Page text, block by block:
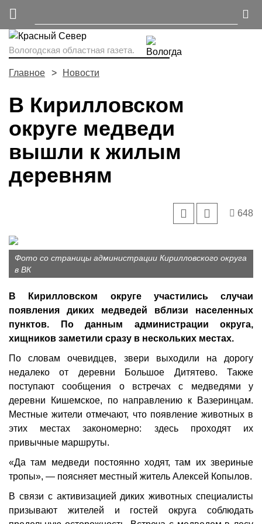
Вологодская областная газета.
Главное Новости
В Кирилловском
округе медведи
вышли к жилым
деревням
648
Фото со страницы администрации Кирилловского округа
в ВК
В Кирилловском округе участились случаи
появления диких медведей вблизи населенных
пунктов. По данным администрации округа,
хищников заметили сразу в нескольких местах.
По словам очевидцев, звери выходили на дорогу
недалеко от деревни Большое Дитятево. Также
поступают сообщения о встречах с медведями у
деревни Кишемское, по направлению к Вазеринцам.
Местные жители отмечают, что появление животных в
этих местах закономерно: здесь проходят их
привычные маршруты.
«Да там медведи постоянно ходят, там их звериные
тропы», — поясняет местный житель Алексей Копылов.
В связи с активизацией диких животных специалисты
призывают жителей и гостей округа соблюдать